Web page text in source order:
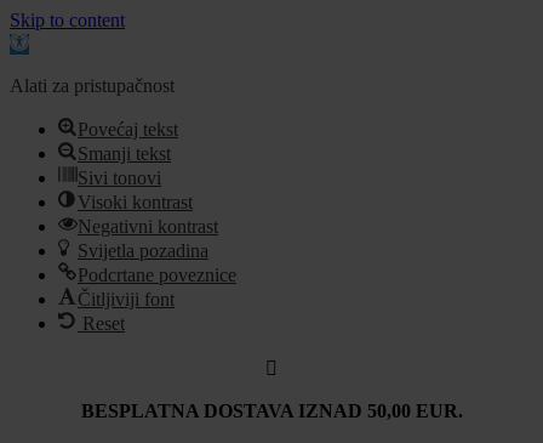
Skip to content
Open
Alati za pristupačnost
Povećaj tekst
Smanji tekst
Sivi tonovi
Visoki kontrast
Negativni kontrast
Svijetla pozadina
Podcrtane poveznice
Čitljiviji font
Reset
BESPLATNA DOSTAVA IZNAD 50,00 EUR.